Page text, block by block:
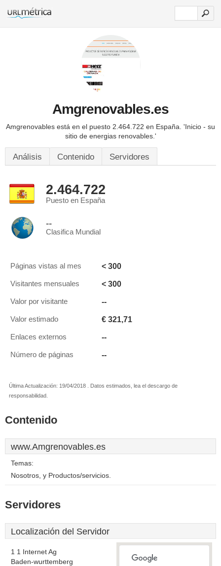
Amgrenovables.es
Amgrenovables está en el puesto 2.464.722 en España. 'Inicio - su
sitio de energias renovables.'
Análisis Contenido Servidores
2.464.722
Puesto en España
--
Clasifica Mundial
Páginas vistas al mes < 300
Visitantes mensuales < 300
Valor por visitante --
Valor estimado € 321,71
Enlaces externos --
Número de páginas --
Última Actualización: 19/04/2018 . Datos estimados, lea el descargo de
responsabilidad.
Contenido
www.Amgrenovables.es
Temas:
Nosotros, y Productos/servicios.
Servidores
Localización del Servidor
1 1 Internet Ag
Baden-wurttemberg